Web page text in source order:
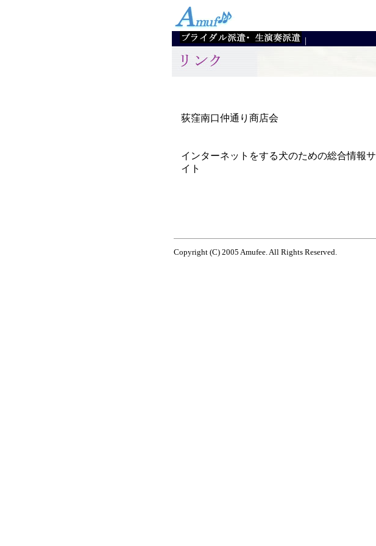
｜
荻窪南口仲通り商店会
インターネットをする犬のための総合情報サ
イト
Copyright (C) 2005 Amufee. All Rights Reserved.